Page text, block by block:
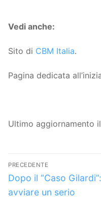
Vedi anche:
Sito di CBM Italia.
Pagina dedicata
Ultimo aggiornamento
Navigazione
articoli
PRECEDENTE
Articolo
precedente:
Dopo il “Caso Gilardi”:
avviare un serio